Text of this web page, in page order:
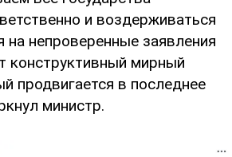
и воздерживаться
на непроверенные заявления
конструктивный мирный
продвигается в последнее
министр.